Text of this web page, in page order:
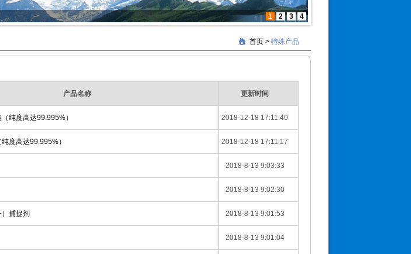
1 2 3 4
首页 > 特殊产品
产品名称 更新时间
纯度高达99.995%） 2018-12-18 17:11:40
度高达99.995%） 2018-12-18 17:11:17
2018-8-13 9:03:33
2018-8-13 9:02:30
捕捉剂 2018-8-13 9:01:53
2018-8-13 9:01:04